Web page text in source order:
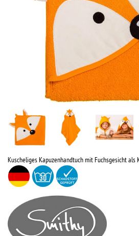
Kuscheliges Kapuzenhandtuch mit Fuchsgesicht als